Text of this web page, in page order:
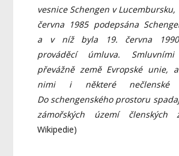
vesnice Schengen v
června 1985 podepsána
a v níž byla 19. června 1990
prováděcí úmluva.
převážně země Evropské unie,
nimi i některé nečlenské
Do schengenského prostoru
zámořských území členských
Wikipedie)